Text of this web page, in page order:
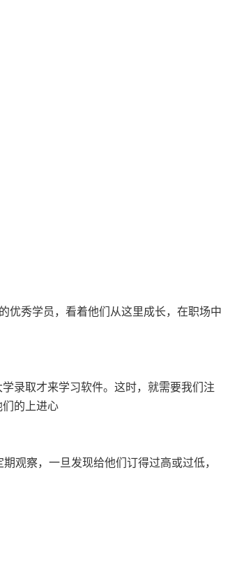
优秀学员，看着他们从这里成长，在职场中
录取才来学习软件。这时，就需要我们注
的上进心
观察，一旦发现给他们订得过高或过低，